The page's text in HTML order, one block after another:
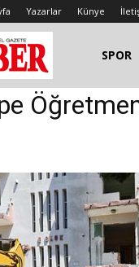
Yazarlar Künye
SPOR